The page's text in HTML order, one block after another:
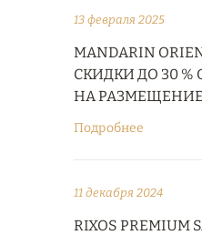
13 февраля 2025
MANDARIN
СКИДКИ ДО 30
НА
Подробнее
11 декабря 2024
RIXOS PREMIUM